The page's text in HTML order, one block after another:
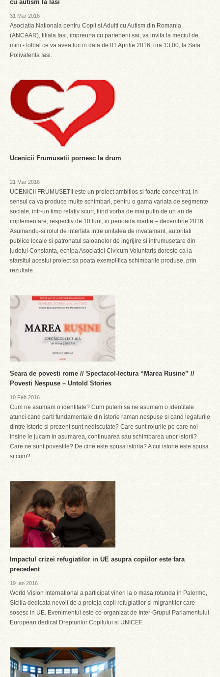
cu autism la Iasi
31 Mar 2016
Asociatia Nationala pentru Copii si Adulti cu Autism din Romania
(ANCAAR), filiala Iasi, impreuna cu partenerii sai, va invita la meciul de
mini - fotbal ce va avea loc in data de 01 Aprilie 2016, ora 13.00, la Sala
Polivalenta Iasi.
Ucenicii Frumusetii pornesc la drum
21 Mar 2016
UCENICII FRUMUSETII este un proiect ambitios si foarte concentrat, in
sensul ca va produce multe schimbari, pentru o gama variata de segmente
sociale, intr-un timp relativ scurt, fiind vorba de mai putin de un an de
implementare, respectiv de 10 luni, in perioada martie – decembrie 2016.
Asumandu-si rolul de interfata intre unitatea de invatamant, autoritati
publice locale si patronatul saloanelor de ingrijire si infrumusetare din
judetul Constanta, echipa Asociatiei Civicum Voluntaris doreste ca la
sfarsitul acestui proiect sa poata exemplifica schimbarile produse, prin
rezultate.
Seara de povesti rome // Spectacol-lectura “Marea Rusine” //
Povesti Nespuse – Untold Stories
10 Feb 2016
Cum ne asumam o identitate? Cum putem sa ne asumam o identitate
atunci cand parti fundamentale din istorie raman nespuse si cand legaturile
dintre istorie si prezent sunt nediscutate? Care sunt rolurile pe care noi
insine le jucam in asumarea, continuarea sau schimbarea unor istorii?
Care ne sunt povestile? De cine este spusa istoria? A cui istorie este spusa
si cum?
Impactul crizei refugiatilor in UE asupra copiilor este fara
precedent
19 Ian 2016
World Vision International a participat vineri la o masa rotunda in Palermo,
Sicilia dedicata nevoii de a proteja copii refugiatilor si migrantilor care
sosesc in UE. Evenimentul este co-organizat de Inter-Grupul Parlamentului
European dedicat Drepturilor Copilului si UNICEF.